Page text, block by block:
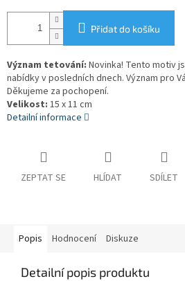
Přidat do košíku
Význam tetování: Novinka! Tento motiv
nabídky v posledních dnech. Význam pro
Děkujeme za pochopení.
Velikost: 15 x 11 cm
Detailní informace
ZEPTAT SE HLÍDAT SDÍLET
Popis Hodnocení Diskuze
Detailní popis produktu